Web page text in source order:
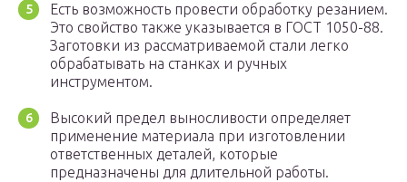
Есть возможность провести обработку резанием.
Это свойство также указывается в ГОСТ 1050-88.
Заготовки из рассматриваемой стали легко
обрабатывать на станках и ручных
инструментом.
Высокий предел выносливости определяет
применение материала при изготовлении
ответственных деталей, которые
предназначены для длительной работы.